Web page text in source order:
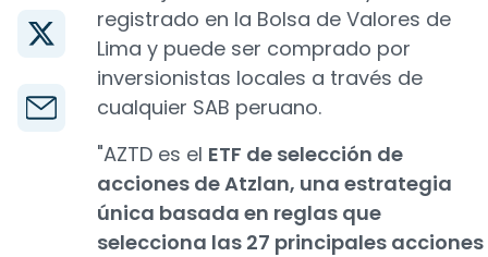
registrado en la Bolsa de Valores de
Lima y puede ser comprado por
inversionistas locales a través de
cualquier SAB peruano.
"AZTD es el ETF de selección de
acciones de Atzlan, una estrategia
única basada en reglas que
selecciona las 27 principales acciones